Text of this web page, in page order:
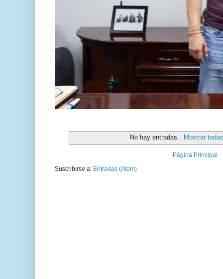
No hay entradas. Mostrar
Página Principal
Suscribirse a: Entradas (Atom)